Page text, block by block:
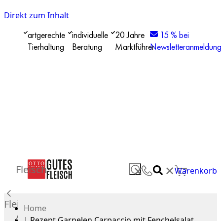
Direkt zum Inhalt
artgerechte
Tierhaltung
individuelle
Beratung
20 Jahre
Marktführer
15 % bei
Newsletteranmeldung
✕ ✕Warenkorb
Fleisch
Fleisch
Alle
Home